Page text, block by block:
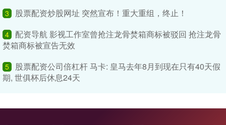
3 股票配资炒股网址 突然宣布！重大重组，终止！
4
配资导航 影视工作室曾抢注龙骨焚箱商标被驳回 抢注龙骨
焚箱商标被宣告无效
5
股票配资公司倍杠杆 马卡: 皇马去年8月到现在只有40天假
期, 世俱杯后休息24天